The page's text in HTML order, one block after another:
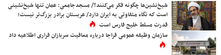
شیخ‌نشین‌ها چگونه فکر می‌کنند؟/ مسجدجامعی: عمان تنها شیخ‌نشینی
است که نگاه متفاوتی به ایران دارد/ عربستان برادر بزرگ‌تر نیست؛
قدرت مسلط خلیج فارس است
سازمان وظیفه عمومی فراجا درباره معافیت سربازان فراری اطلاعیه داد